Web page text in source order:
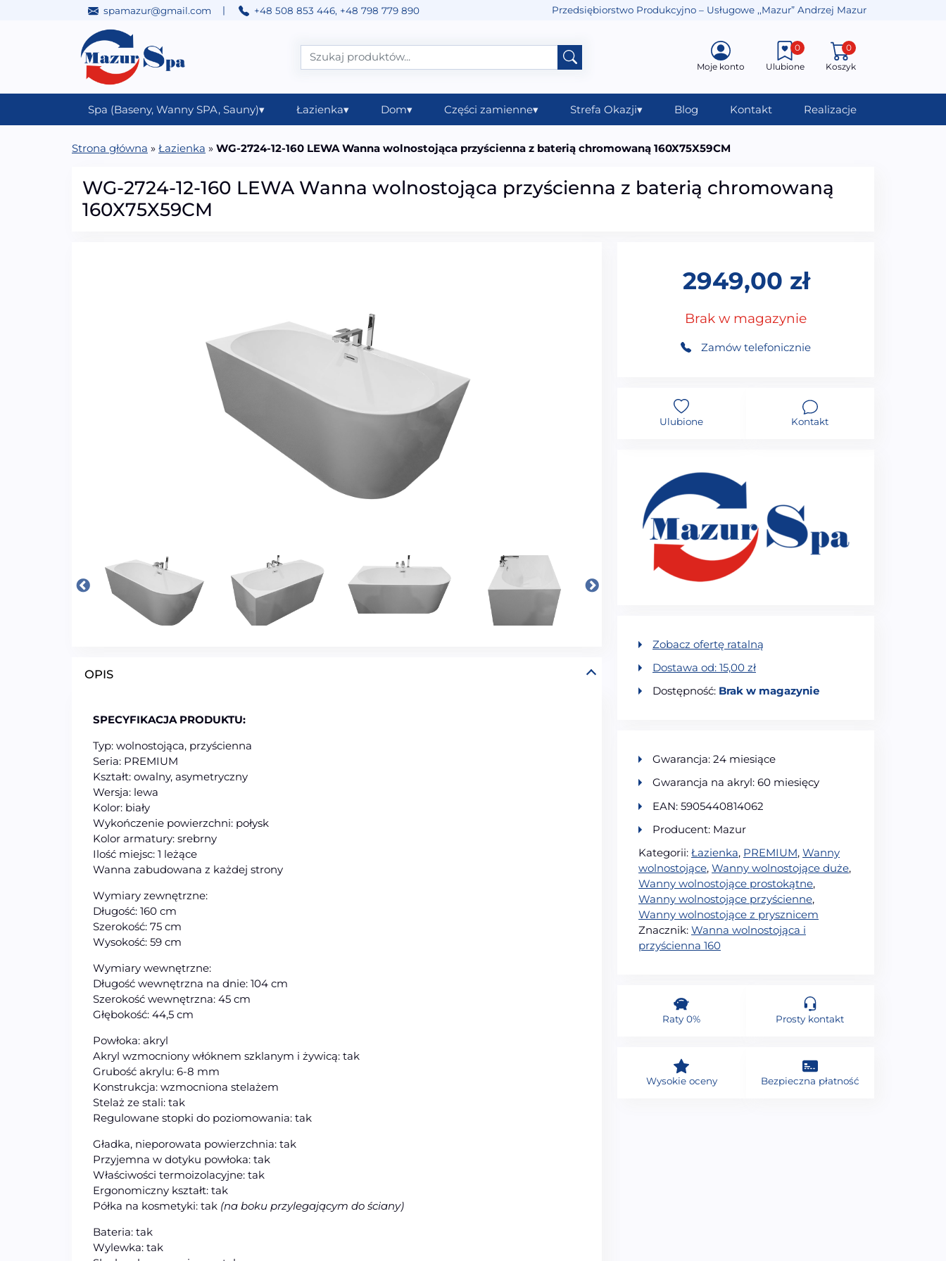
spamazur@gmail.com | +48 508 853 446, +48 798 779 890 Przedsiębiorstwo Produkcyjno – Usługowe ,,Mazur” Andrzej Mazur
Main Navigation Moje konto Ulubione
0
Koszyk
0
Spa (Baseny, Wanny SPA, Sauny)▾ Łazienka▾ Dom▾ Części zamienne▾ Strefa Okazji▾ Blog Kontakt Realizacje
Strona główna » Łazienka » WG-2724-12-160 LEWA Wanna wolnostojąca przyścienna z baterią chromowaną 160X75X59CM
WG-2724-12-160 LEWA Wanna wolnostojąca przyścienna z baterią chromowaną
160X75X59CM
OPIS
SPECYFIKACJA PRODUKTU:
Typ: wolnostojąca, przyścienna
Seria: PREMIUM
Kształt: owalny, asymetryczny
Wersja: lewa
Kolor: biały
Wykończenie powierzchni: połysk
Kolor armatury: srebrny
Ilość miejsc: 1 leżące
Wanna zabudowana z każdej strony
Wymiary zewnętrzne:
Długość: 160 cm
Szerokość: 75 cm
Wysokość: 59 cm
Wymiary wewnętrzne:
Długość wewnętrzna na dnie: 104 cm
Szerokość wewnętrzna: 45 cm
Głębokość: 44,5 cm
Powłoka: akryl
Akryl wzmocniony włóknem szklanym i żywicą: tak
Grubość akrylu: 6-8 mm
Konstrukcja: wzmocniona stelażem
Stelaż ze stali: tak
Regulowane stopki do poziomowania: tak
Gładka, nieporowata powierzchnia: tak
Przyjemna w dotyku powłoka: tak
Właściwości termoizolacyjne: tak
Ergonomiczny kształt: tak
Półka na kosmetyki: tak (na boku przylegającym do ściany)
Bateria: tak
Wylewka: tak
2949,00 zł
Brak w magazynie
Zamów telefonicznie
Ulubione Kontakt
Zobacz ofertę ratalną
Dostawa od: 15,00 zł
Dostępność: Brak w magazynie
Gwarancja: 24 miesiące
Gwarancja na akryl: 60 miesięcy
EAN: 5905440814062
Producent: Mazur
Kategorii: Łazienka, PREMIUM, Wanny
wolnostojące, Wanny wolnostojące duże,
Wanny wolnostojące prostokątne,
Wanny wolnostojące przyścienne,
Wanny wolnostojące z prysznicem
Znacznik: Wanna wolnostojąca i
przyścienna 160
Raty 0% Prosty kontakt
Wysokie oceny Bezpieczna płatność